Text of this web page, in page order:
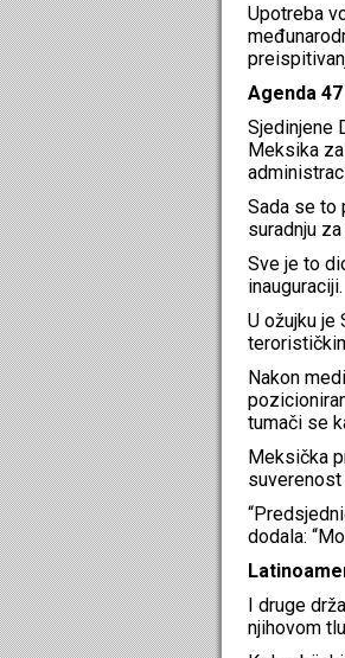
Upotreba
Agenda 47
Sjedinjene
Meksika
Sada se to
suradnju
Sve je to
inauguraciji.
U ožujku je
Nakon
tumači se
Meksička
suverenost
dodala:
I druge
njihovom